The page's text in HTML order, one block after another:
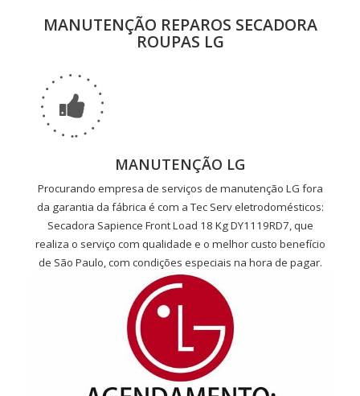
MANUTENÇÃO REPAROS SECADORA
ROUPAS LG
MANUTENÇÃO LG
Procurando empresa de serviços de manutenção LG fora
da garantia da fábrica é com a Tec Serv eletrodomésticos:
Secadora Sapience Front Load 18 Kg DY1119RD7, que
realiza o serviço com qualidade e o melhor custo benefício
de São Paulo, com condições especiais na hora de pagar.